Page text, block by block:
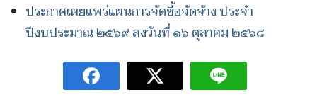
ทศบาลประกาศเผยแพร่แผนการจัดซื้อจัดจ้าง ประจำ
ปีงบประมาณ ๒๕๖๙ ลงวันที่ ๑๖ ตุลาคม ๒๕๖๘